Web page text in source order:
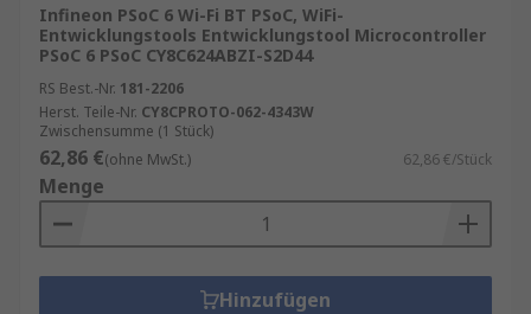
Infineon PSoC 6 Wi-Fi BT PSoC, WiFi-
Entwicklungstools Entwicklungstool Microcontroller
PSoC 6 PSoC CY8C624ABZI-S2D44
RS Best.-Nr. 181-2206
Herst. Teile-Nr. CY8CPROTO-062-4343W
Zwischensumme (1 Stück)
62,86 €(ohne MwSt.) 62,86 €/Stück
Menge
Hinzufügen